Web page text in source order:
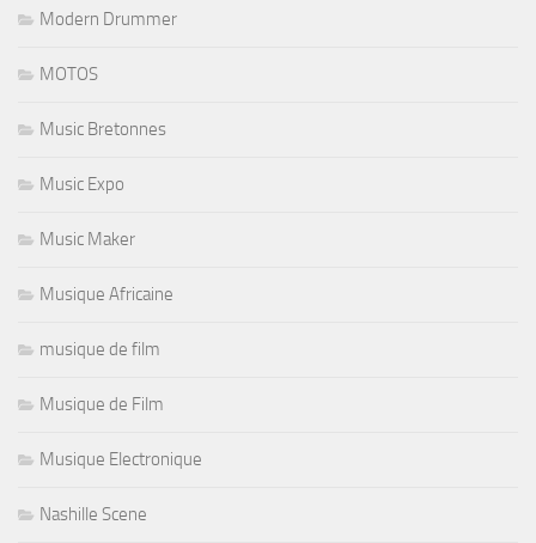
Modern Drummer
MOTOS
Music Bretonnes
Music Expo
Music Maker
Musique Africaine
musique de film
Musique de Film
Musique Electronique
Nashille Scene